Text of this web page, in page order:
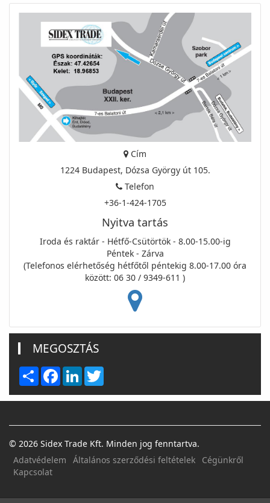
Cím
1224 Budapest, Dózsa György út 105.
Telefon
+36-1-424-1705
Nyitva tartás
Iroda és raktár - Hétfő-Csütörtök - 8.00-15.00-ig
Péntek - Zárva
(Telefonos elérhetőség hétfőtől péntekig 8.00-17.00 óra
között: 06 30 / 9349-611 )
MEGOSZTÁS
Share FacebookLinkedIn
© 2026 Sidex Trade Kft. Minden jog fenntartva.
Adatvédelem
Általános szerződési feltételek
Cégünkről
Kapcsolat